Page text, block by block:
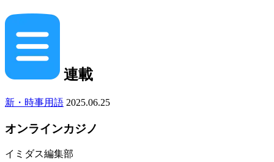
連載
新・時事用語 2025.06.25
オンラインカジノ
イミダス編集部